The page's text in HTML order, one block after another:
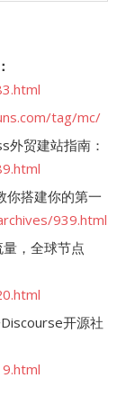
tag/mc/
外贸建站指南：
你搭建你的第一
939.html
，全球节点
开源社